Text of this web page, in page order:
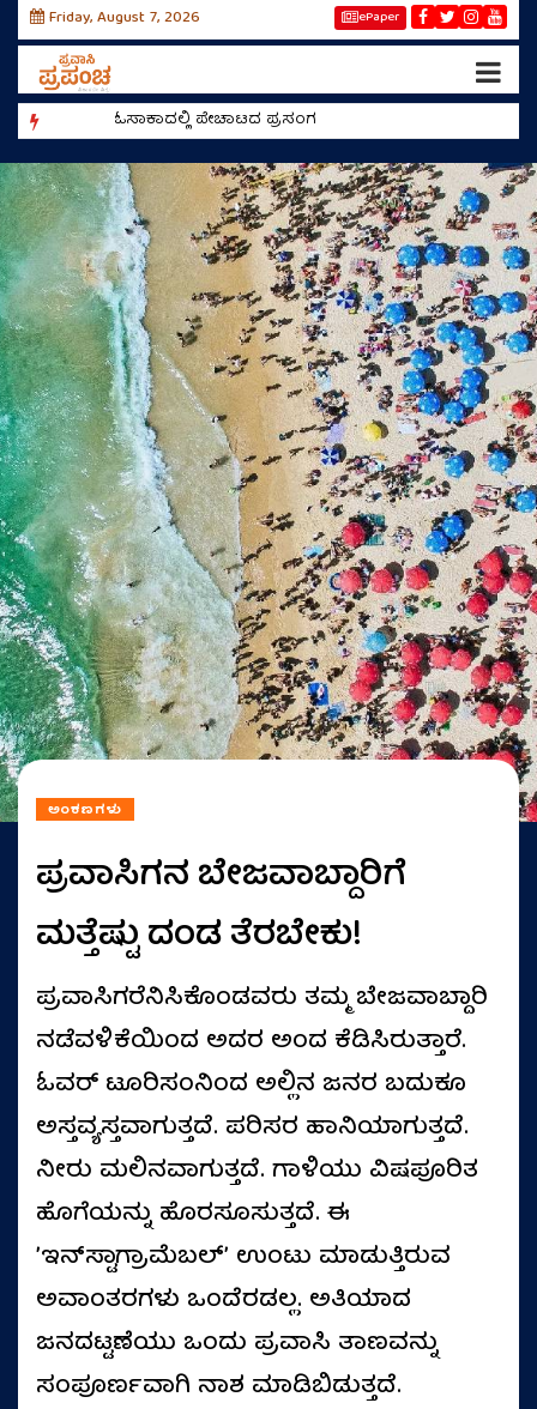
Friday, August 7, 2026 ePaper
ಓಸಾಕಾದಲ್ಲಿ ಪೇಚಾಟದ ಪ್ರಸಂಗ
ಅಂಕಣಗಳು
ಪ್ರವಾಸಿಗನ ಬೇಜವಾಬ್ದಾರಿಗೆ
ಮತ್ತೆಷ್ಟು ದಂಡ ತೆರಬೇಕು!
ಪ್ರವಾಸಿಗರೆನಿಸಿಕೊಂಡವರು ತಮ್ಮ ಬೇಜವಾಬ್ದಾರಿ
ನಡೆವಳಿಕೆಯಿಂದ ಅದರ ಅಂದ ಕೆಡಿಸಿರುತ್ತಾರೆ.
ಓವರ್ ಟೂರಿಸಂನಿಂದ ಅಲ್ಲಿನ ಜನರ ಬದುಕೂ
ಅಸ್ತವ್ಯಸ್ತವಾಗುತ್ತದೆ. ಪರಿಸರ ಹಾನಿಯಾಗುತ್ತದೆ.
ನೀರು ಮಲಿನವಾಗುತ್ತದೆ. ಗಾಳಿಯು ವಿಷಪೂರಿತ
ಹೊಗೆಯನ್ನು ಹೊರಸೂಸುತ್ತದೆ. ಈ
ʼಇನ್‌ಸ್ಟಾಗ್ರಾಮೆಬಲ್ʼ ಉಂಟು ಮಾಡುತ್ತಿರುವ
ಅವಾಂತರಗಳು ಒಂದೆರಡಲ್ಲ. ಅತಿಯಾದ
ಜನದಟ್ಟಣೆಯು ಒಂದು ಪ್ರವಾಸಿ ತಾಣವನ್ನು
ಸಂಪೂರ್ಣವಾಗಿ ನಾಶ ಮಾಡಿಬಿಡುತ್ತದೆ.